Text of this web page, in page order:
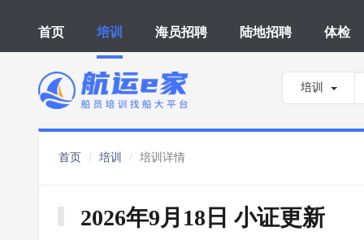
首页 培训 海员招聘 陆地招聘 体检
培训
首页 培训 培训详情
2026年9月18日 小证更新